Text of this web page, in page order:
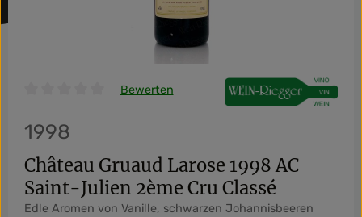
Durchschnittliche Bewertung von 0 von 5 Sternen
Bewerten
1998
Château Gruaud Larose 1998 AC
Saint-Julien 2ème Cru Classé
Edle Aromen von Vanille, schwarzen Johannisbeeren